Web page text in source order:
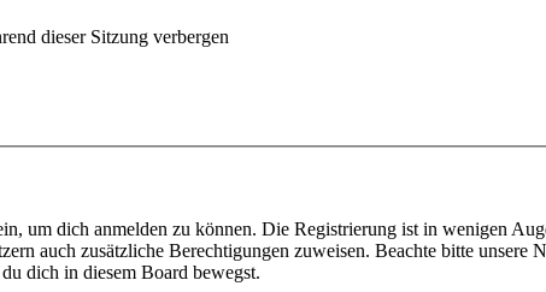
dieser Sitzung verbergen
um dich anmelden zu können. Die Registrierung ist in wenigen
auch zusätzliche Berechtigungen zuweisen. Beachte bitte
dich in diesem Board bewegst.